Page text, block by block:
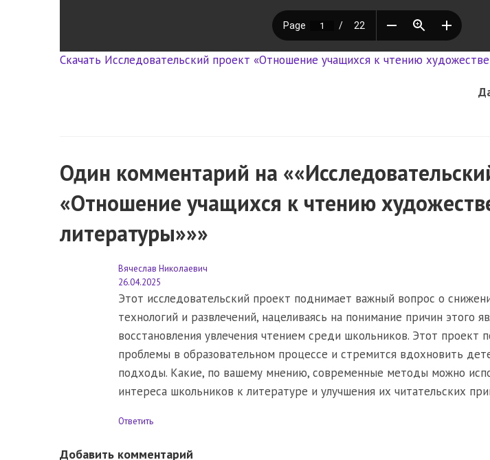
Скачать Исследовательский проект «Отношение учащихся к чтению
Один комментарий на
«Отношение учащихся к чтению
литературы»»»
Вячеслав Николаевич
26.04.2025
Этот исследовательский проект поднимает важный вопрос о
технологий и развлечений, нацеливаясь на понимание причин этого
восстановления увлечения чтением среди школьников. Этот проект
проблемы в образовательном процессе и стремится вдохновить
подходы. Какие, по вашему мнению, современные методы можно
интереса школьников к литературе и улучшения их читательских
Ответить
Добавить комментарий